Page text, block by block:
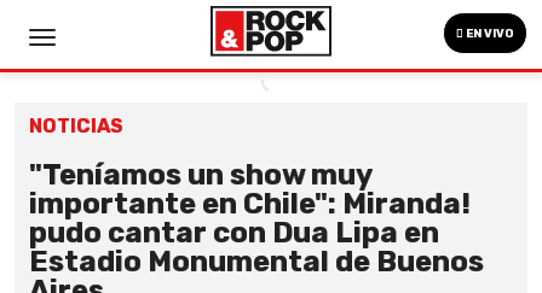
EN VIVO
NOTICIAS
"Teníamos un show muy
importante en Chile": Miranda!
pudo cantar con Dua Lipa en
Estadio Monumental de Buenos